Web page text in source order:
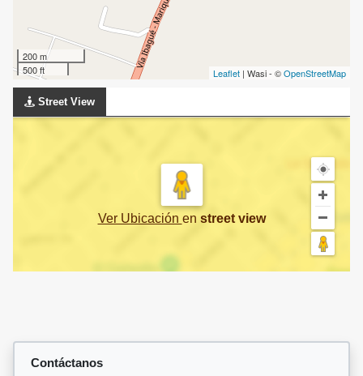
200 m
500 ft
Leaflet | Wasi - ©OpenStreetMap
Street View
Ver Ubicación en street view
Contáctanos